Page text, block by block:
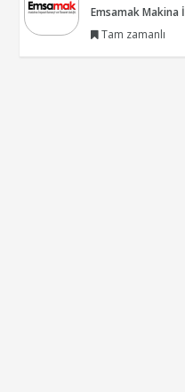
Emsamak Makina
Tam zamanlı